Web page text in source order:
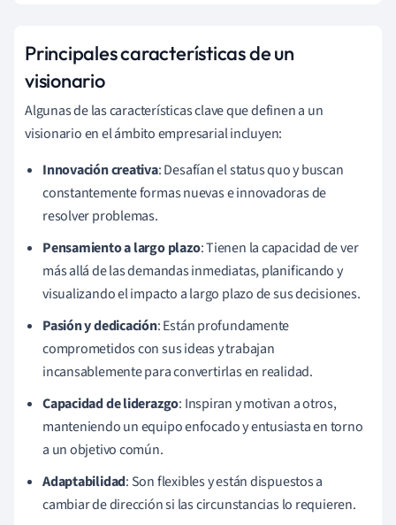
Principales características de un
visionario
Algunas de las características clave que definen a un
visionario en el ámbito empresarial incluyen:
Innovación creativa: Desafían el status quo y buscan
constantemente formas nuevas e innovadoras de
resolver problemas.
Pensamiento a largo plazo: Tienen la capacidad de ver
más allá de las demandas inmediatas, planificando y
visualizando el impacto a largo plazo de sus decisiones.
Pasión y dedicación: Están profundamente
comprometidos con sus ideas y trabajan
incansablemente para convertirlas en realidad.
Capacidad de liderazgo: Inspiran y motivan a otros,
manteniendo un equipo enfocado y entusiasta en torno
a un objetivo común.
Adaptabilidad: Son flexibles y están dispuestos a
cambiar de dirección si las circunstancias lo requieren.